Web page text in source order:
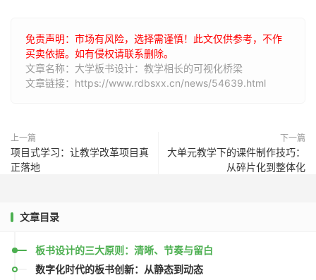
免责声明：市场有风险，选择需谨慎！此文仅供参考，不作
买卖依据。如有侵权请联系删除。
文章名称：大学板书设计：教学相长的可视化桥梁
文章链接：https://www.rdbsxx.cn/news/54639.html
上一篇
项目式学习：让教学改革项目真
正落地
下一篇
大单元教学下的课件制作技巧：
从碎片化到整体化
文章目录
板书设计的三大原则：清晰、节奏与留白
数字化时代的板书创新：从静态到动态